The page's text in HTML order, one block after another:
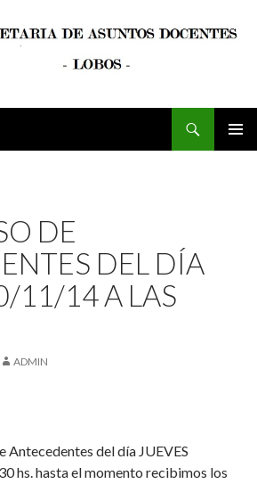
DE
DEL DÍA
11/14 A LAS
ADMIN
Antecedentes del día JUEVES
hs. hasta el momento recibimos los